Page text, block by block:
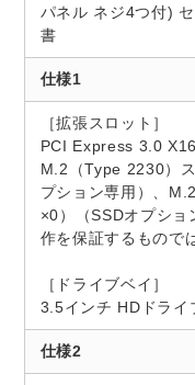
パネル ネジ4つ付)
書
仕様1
［拡張スロット］
PCI Express 3.0
M.2（Type 2230）
プション専用）、
×0）（SSDオプショ
作を保証するもので
［ドライブベイ］
3.5インチ HDドライ
仕様2